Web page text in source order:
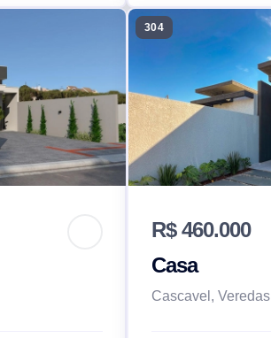
304
R$ 460.000
Casa
Cascavel, Veredas